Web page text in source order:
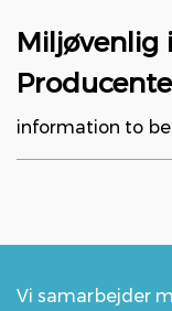
Miljøvenlig
information to
Vi samarbejder